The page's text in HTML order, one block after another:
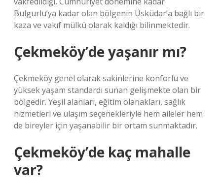
Bulgurlu’ya kadar olan bölgenin Üsküdar’a bağlı bir
kaza ve vakıf mülkü olarak kaldığı bilinmektedir.
Çekmeköy’de yaşanır mı?
Çekmeköy genel olarak sakinlerine konforlu ve
yüksek yaşam standardı sunan gelişmekte olan bir
bölgedir. Yeşil alanları, eğitim olanakları, sağlık
hizmetleri ve ulaşım seçenekleriyle hem aileler hem
de bireyler için yaşanabilir bir ortam sunmaktadır.
Çekmeköy’de kaç mahalle
var?